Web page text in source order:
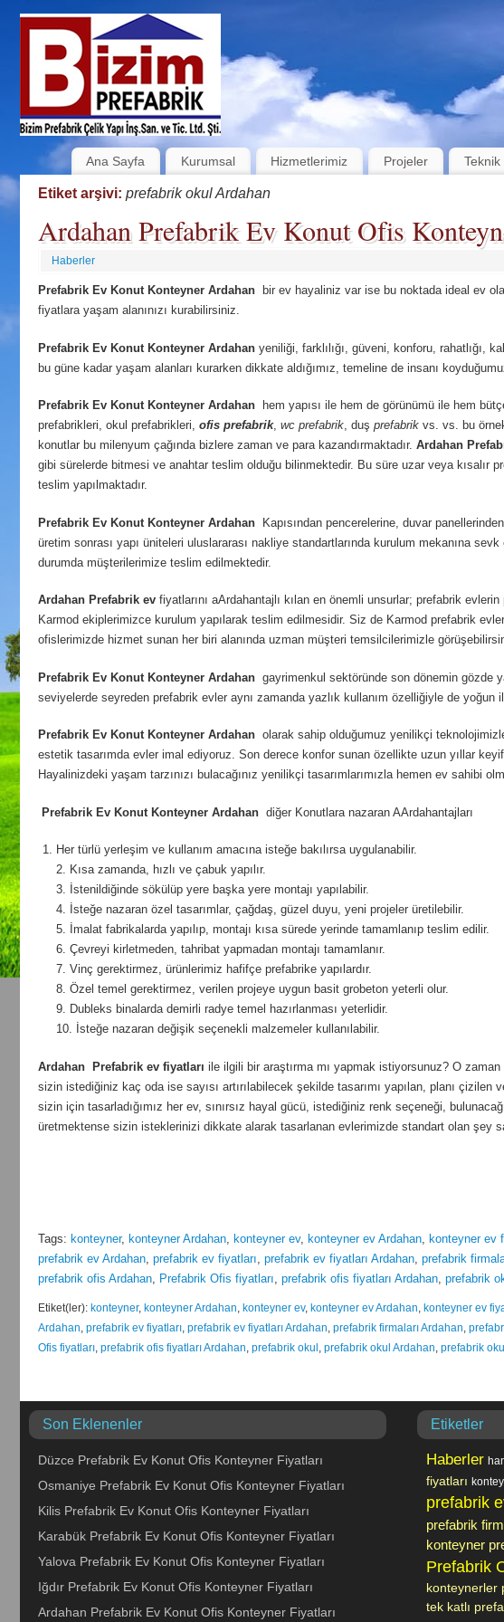
Ana Sayfa Kurumsal Hizmetlerimiz Projeler Teknik
Etiket arşivi: prefabrik okul Ardahan
Ardahan Prefabrik Ev Konut Ofis
Haberler
Prefabrik Ev Konut Konteyner Ardahan bir ev hayaliniz var ise bu noktada ideal ev
fiyatlara yaşam alanınızı kurabilirsiniz.
Prefabrik Ev Konut Konteyner Ardahan yeniliği, farklılığı, güveni, konforu, rahatlığı,
bu güne kadar yaşam alanları kurarken dikkate aldığımız, temeline de insanı
Prefabrik Ev Konut Konteyner Ardahan hem yapısı ile hem de görünümü ile hem
prefabrikleri, okul prefabrikleri, ofis prefabrik, wc prefabrik, duş prefabrik vs. vs. bu
konutlar bu milenyum çağında bizlere zaman ve para kazandırmaktadır. Ardahan
gibi sürelerde bitmesi ve anahtar teslim olduğu bilinmektedir. Bu süre uzar veya kısalır
teslim yapılmaktadır.
Prefabrik Ev Konut Konteyner Ardahan Kapısından pencerelerine, duvar
üretim sonrası yapı üniteleri uluslararası nakliye standartlarında kurulum mekanına
durumda müşterilerimize teslim edilmektedir.
Ardahan Prefabrik ev fiyatlarını aArdahantajlı kılan en önemli unsurlar; prefabrik
Karmod ekiplerimizce kurulum yapılarak teslim edilmesidir. Siz de Karmod prefabrik
ofislerimizde hizmet sunan her biri alanında uzman müşteri temsilcilerimizle
Prefabrik Ev Konut Konteyner Ardahan gayrimenkul sektöründe son dönemin gözde
seviyelerde seyreden prefabrik evler aynı zamanda yazlık kullanım özelliğiyle de yoğun
Prefabrik Ev Konut Konteyner Ardahan olarak sahip olduğumuz yenilikçi
estetik tasarımda evler imal ediyoruz. Son derece konfor sunan özellikte uzun yıllar
Hayalinizdeki yaşam tarzınızı bulacağınız yenilikçi tasarımlarımızla hemen ev sahibi
Prefabrik Ev Konut Konteyner Ardahan diğer Konutlara nazaran AArdahantajları
Her türlü yerleşim ve kullanım amacına isteğe bakılırsa uygulanabilir.
2. Kısa zamanda, hızlı ve çabuk yapılır.
3. İstenildiğinde sökülüp yere başka yere montajı yapılabilir.
4. İsteğe nazaran özel tasarımlar, çağdaş, güzel duyu, yeni projeler üretilebilir.
5. İmalat fabrikalarda yapılıp, montajı kısa sürede yerinde tamamlanıp teslim edilir.
6. Çevreyi kirletmeden, tahribat yapmadan montajı tamamlanır.
7. Vinç gerektirmez, ürünlerimiz hafifçe prefabrike yapılardır.
8. Özel temel gerektirmez, verilen projeye uygun basit grobeton yeterli olur.
9. Dubleks binalarda demirli radye temel hazırlanması yeterlidir.
10. İsteğe nazaran değişik seçenekli malzemeler kullanılabilir.
Ardahan Prefabrik ev fiyatları ile ilgili bir araştırma mı yapmak istiyorsunuz? O
sizin istediğiniz kaç oda ise sayısı artırılabilecek şekilde tasarımı yapılan, planı
sizin için tasarladığımız her ev, sınırsız hayal gücü, istediğiniz renk seçeneği,
üretmektense sizin isteklerinizi dikkate alarak tasarlanan evlerimizde standart olan şey
Tags: konteyner, konteyner Ardahan, konteyner ev, konteyner ev Ardahan, konteyner ev
prefabrik ev Ardahan, prefabrik ev fiyatları, prefabrik ev fiyatları Ardahan, prefabrik
prefabrik ofis Ardahan, Prefabrik Ofis fiyatları, prefabrik ofis fiyatları Ardahan, prefabrik
Etiket(ler): konteyner, konteyner Ardahan, konteyner ev, konteyner ev Ardahan, konteyner ev
Ardahan, prefabrik ev fiyatları, prefabrik ev fiyatları Ardahan, prefabrik firmaları Ardahan,
Ofis fiyatları, prefabrik ofis fiyatları Ardahan, prefabrik okul , prefabrik okul Ardahan, prefabrik
Son Eklenenler
Düzce Prefabrik Ev Konut Ofis Konteyner Fiyatları
Osmaniye Prefabrik Ev Konut Ofis Konteyner Fiyatları
Kilis Prefabrik Ev Konut Ofis Konteyner Fiyatları
Karabük Prefabrik Ev Konut Ofis Konteyner Fiyatları
Yalova Prefabrik Ev Konut Ofis Konteyner Fiyatları
Iğdır Prefabrik Ev Konut Ofis Konteyner Fiyatları
Ardahan Prefabrik Ev Konut Ofis Konteyner Fiyatları
Etiketler
Haberler
fiyatları
prefabrik
prefabrik
konteyner
Prefabrik
konteynerler
tek katlı